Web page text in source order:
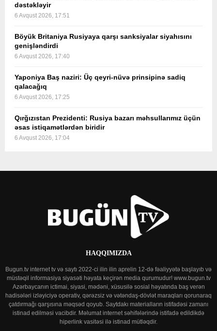
dəstəkləyir
6 Avqust 2026, 17:51
Böyük Britaniya Rusiyaya qarşı sanksiyalar siyahısını
genişləndirdi
6 Avqust 2026, 17:40
Yaponiya Baş naziri: Üç qeyri-nüvə prinsipinə sadiq
qalacağıq
6 Avqust 2026, 17:25
Qırğızıstan Prezidenti: Rusiya bazarı məhsullarımız üçün
əsas istiqamətlərdən biridir
6 Avqust 2026, 17:04
HAQQIMIZDA
Bugun.tv internet tv və saytı 2022-ci ilin ilin aprelin 12-də fəaliyyətə başlayıb və
müstəqil informasiya siyasəti həyata keçirən media qurumudur! www.bugun.tv
Azərbaycanın ictimai, siyasi, mədəni, xüsusilə sosial həyatında baş verən
hadisələri izləyiciyə operativ, qərəzsiz və vətəndaş-dövlət maraqları qorunaraq
çatdırmağı qarşısına məqsəd qoyub. Saytdakı materialların istifadəsi zamanı
istinad edilməsi vacibdir. Məlumat internet səhifələrində istifadə edildikdə
hiperlink vasitəsi ilə istinad mütləqdir.